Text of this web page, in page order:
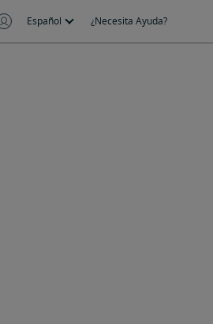
Español ¿Necesita Ayuda?